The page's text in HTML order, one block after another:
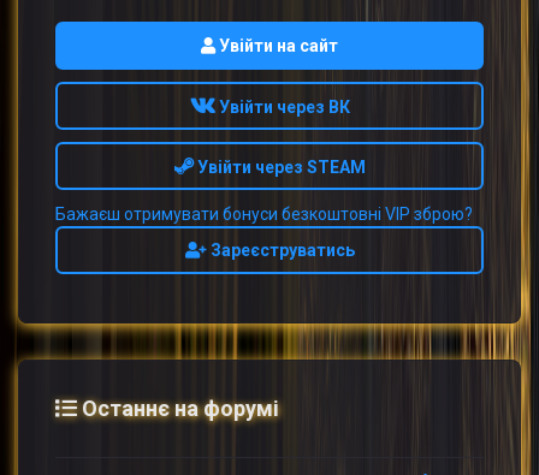
Увійти на сайт
Увійти через ВК
Увійти через STEAM
Бажаєш отримувати бонуси безкоштовні VIP зброю?
Зареєструватись
Останнє на форумі